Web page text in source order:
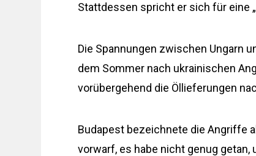
Stattdessen spricht er sich für eine
Die Spannungen zwischen Ungarn
dem Sommer nach ukrainischen
vorübergehend die Öllieferungen
Budapest bezeichnete die Angriffe
vorwarf, es habe nicht genug